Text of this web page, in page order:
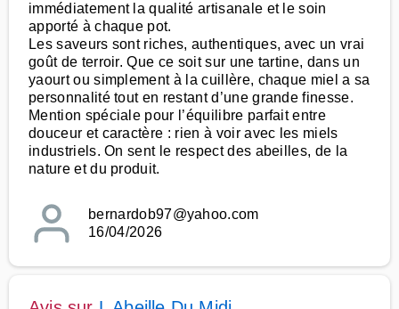
immédiatement la qualité artisanale et le soin
apporté à chaque pot.
Les saveurs sont riches, authentiques, avec un vrai
goût de terroir. Que ce soit sur une tartine, dans un
yaourt ou simplement à la cuillère, chaque miel a sa
personnalité tout en restant d’une grande finesse.
Mention spéciale pour l’équilibre parfait entre
douceur et caractère : rien à voir avec les miels
industriels. On sent le respect des abeilles, de la
nature et du produit.
bernardob97@yahoo.com
16/04/2026